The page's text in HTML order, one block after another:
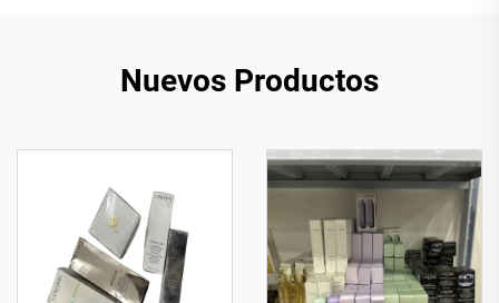
Nuevos Productos